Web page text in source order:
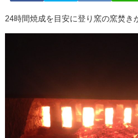
24時間焼成を目安に登り窯の窯焚き